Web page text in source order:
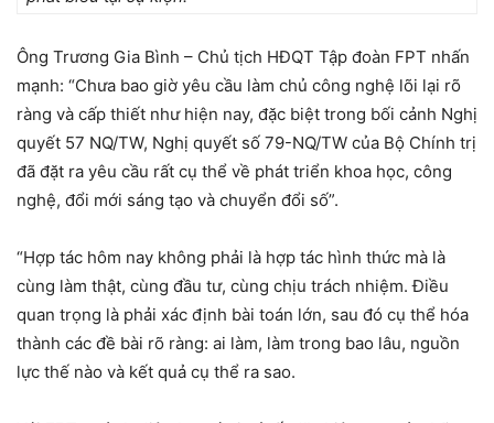
Ông Trương Gia Bình – Chủ tịch HĐQT Tập đoàn FPT nhấn
mạnh: “Chưa bao giờ yêu cầu làm chủ công nghệ lõi lại rõ
ràng và cấp thiết như hiện nay, đặc biệt trong bối cảnh Nghị
quyết 57 NQ/TW, Nghị quyết số 79-NQ/TW của Bộ Chính trị
đã đặt ra yêu cầu rất cụ thể về phát triển khoa học, công
nghệ, đổi mới sáng tạo và chuyển đổi số”.
“Hợp tác hôm nay không phải là hợp tác hình thức mà là
cùng làm thật, cùng đầu tư, cùng chịu trách nhiệm. Điều
quan trọng là phải xác định bài toán lớn, sau đó cụ thể hóa
thành các đề bài rõ ràng: ai làm, làm trong bao lâu, nguồn
lực thế nào và kết quả cụ thể ra sao.